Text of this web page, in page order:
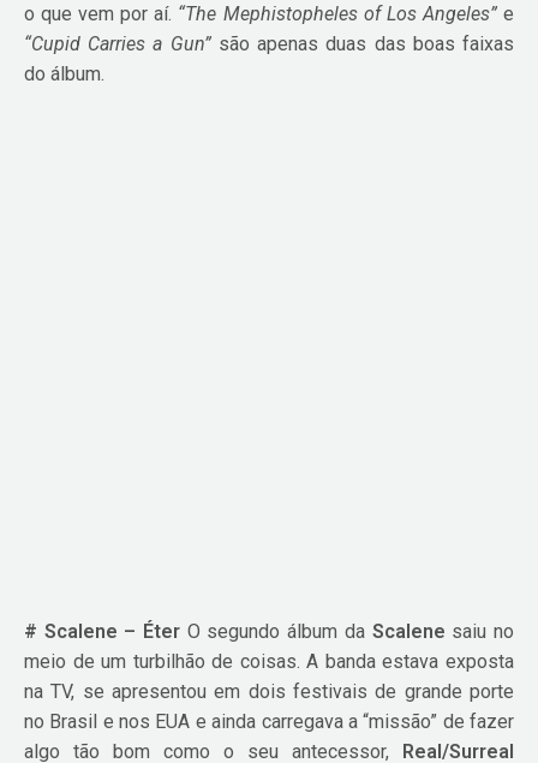
o que vem por aí. “The Mephistopheles of Los Angeles”e
“Cupid Carries a Gun”são apenas duas das boas faixas
do álbum.
# Scalene – Éter O segundo álbum da Scalene saiu no
meio de um turbilhão de coisas. A banda estava exposta
na TV, se apresentou em dois festivais de grande porte
no Brasil e nos EUA e ainda carregava a “missão” de fazer
algo tão bom como o seu antecessor, Real/Surreal